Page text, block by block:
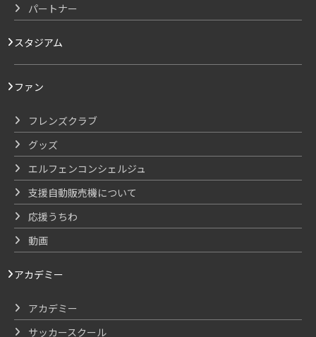
パートナー
スタジアム
ファン
フレンズクラブ
グッズ
エルフェンコンシェルジュ
支援自動販売機について
応援うちわ
動画
アカデミー
アカデミー
サッカースクール